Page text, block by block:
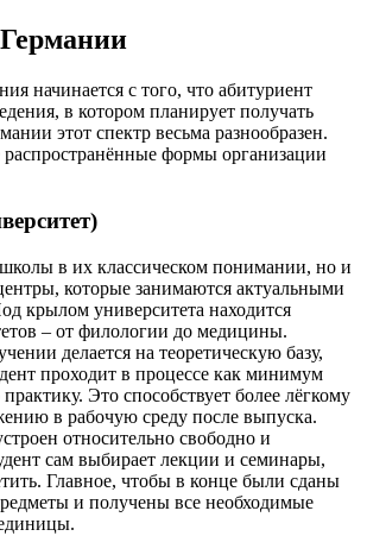
начинается с того, что абитуриент
в котором планирует получать
этот спектр весьма разнообразен.
формы организации
в их классическом понимании, но и
которые занимаются актуальными
крылом университета находится
– от филологии до медицины.
делается на теоретическую базу,
проходит в процессе как минимум
Это способствует более лёгкому
в рабочую среду после выпуска.
относительно свободно и
сам выбирает лекции и семинары,
Главное, чтобы в конце были сданы
и получены все необходимые